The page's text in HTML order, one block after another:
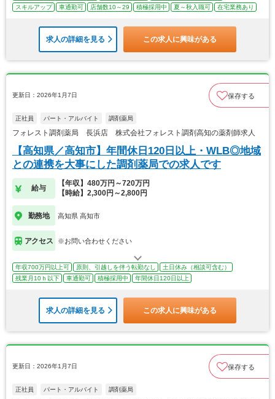
スキルアップ
車通勤可 店舗数10～29 積極採用中 夏～秋入職可 在宅業務あり
求人の詳細を見る この求人に興味がある
更新日：2026年1月7日 保存する
正社員 パート・アルバイト 調剤薬局
フォレスト調剤薬局 長浜店 株式会社フォレスト調剤高知の薬剤師求人
【高知県／高知市】年間休日120日以上・WLB◎地域
との連携を大事にした調剤薬局での求人です
給与
【年収】480万円～720万円
【時給】2,300円～2,800円
勤務地 高知県 高知市
アクセス ※お問い合わせください
年収700万円以上可 原則、引越しを伴う転勤なし
土日休み（相談可含む）
残業月10ｈ以下
車通勤可 積極採用中 年間休日120日以上
求人の詳細を見る この求人に興味がある
更新日：2026年1月7日 保存する
正社員 パート・アルバイト 調剤薬局